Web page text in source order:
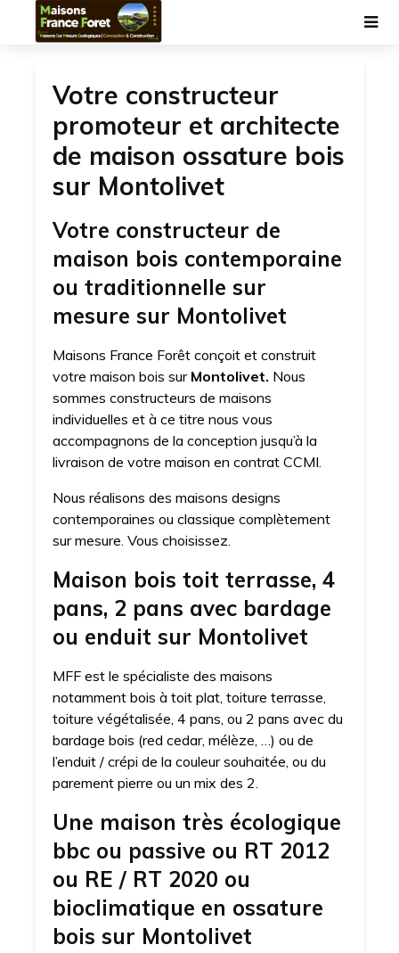
Votre constructeur
promoteur et architecte
de maison ossature bois
sur Montolivet
Votre constructeur de
maison bois contemporaine
ou traditionnelle sur
mesure sur Montolivet
Maisons France Forêt conçoit et construit
votre maison bois sur Montolivet. Nous
sommes constructeurs de maisons
individuelles et à ce titre nous vous
accompagnons de la conception jusqu’à la
livraison de votre maison en contrat CCMI.
Nous réalisons des maisons designs
contemporaines ou classique complètement
sur mesure. Vous choisissez.
Maison bois toit terrasse, 4
pans, 2 pans avec bardage
ou enduit sur Montolivet
MFF est le spécialiste des maisons
notamment bois à toit plat, toiture terrasse,
toiture végétalisée, 4 pans, ou 2 pans avec du
bardage bois (red cedar, mélèze, …) ou de
l’enduit / crépi de la couleur souhaitée, ou du
parement pierre ou un mix des 2.
Une maison très écologique
bbc ou passive ou RT 2012
ou RE / RT 2020 ou
bioclimatique en ossature
bois sur Montolivet